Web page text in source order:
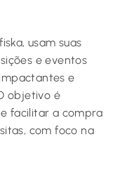
usam suas
e eventos
e
objetivo é
facilitar a compra
com foco na